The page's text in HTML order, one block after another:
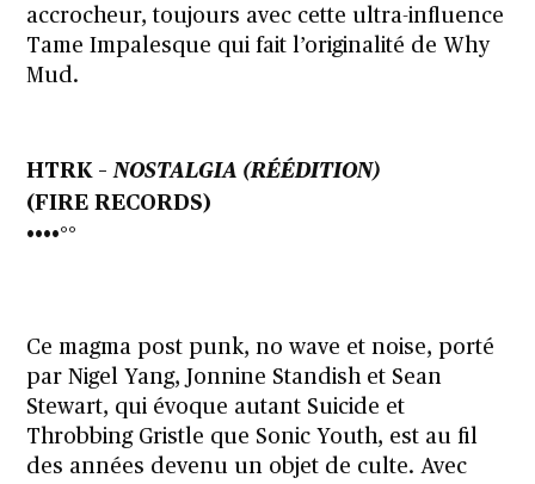
accrocheur, toujours avec cette ultra-influence
Tame Impalesque qui fait l’originalité de Why
Mud.
HTRK –NOSTALGIA (RÉÉDITION)
(FIRE RECORDS)
••••°°
Ce magma post punk, no wave et noise, porté
par Nigel Yang, Jonnine Standish et Sean
Stewart, qui évoque autant Suicide et
Throbbing Gristle que Sonic Youth, est au fil
des années devenu un objet de culte. Avec